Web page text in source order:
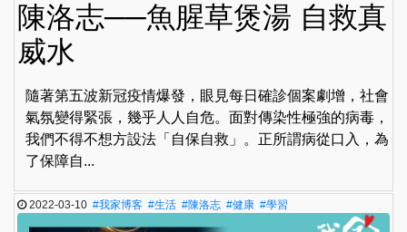
陳洛志──魚腥草煲湯 自救真
威水
隨著第五波新冠疫情爆發，眼見每日確診個案劇增，社會
氣氛變得緊張，幾乎人人自危。面對傳染性極強的病毒，
我們不得不想方設法「自保自救」。正所謂病從口入，為
了保障自...
2022-03-10#我家博客 #生活 #陳洛志 #健康 #學習